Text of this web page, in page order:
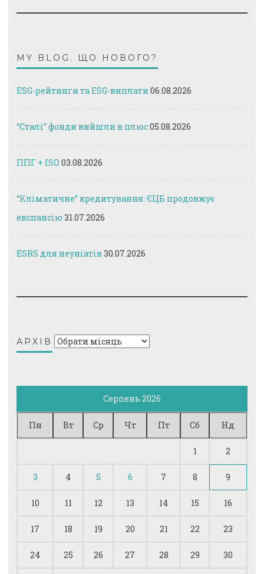
MY BLOG. ЩО НОВОГО?
ESG-рейтинги та ESG-виплати 06.08.2026
“Сталі” фонди вийшли в плюс05.08.2026
ППГ + ISO 03.08.2026
“Кліматичне” кредитування: ЄЦБ продовжує
експансію 31.07.2026
ESRS для неуніатів 30.07.2026
АРХІВ Архів
Серпень 2026
Пн Вт Ср Чт Пт Сб Нд
1 2
3 4 5 6 7 8 9
10 11 12 13 14 15 16
17 18 19 20 21 22 23
24 25 26 27 28 29 30